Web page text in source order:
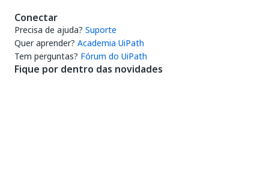
Conectar
Precisa de ajuda? Suporte
Quer aprender? Academia UiPath
Tem perguntas? Fórum do UiPath
Fique por dentro das novidades